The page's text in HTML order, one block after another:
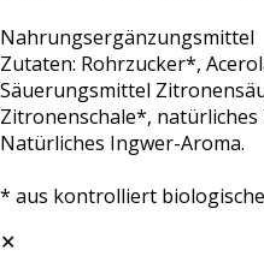
Nahrungsergänzungsmittel
Zutaten: Rohrzucker*,
Säuerungsmittel
Zitronenschale*,
Natürliches Ingwer-Aroma.
* aus kontrolliert
✕